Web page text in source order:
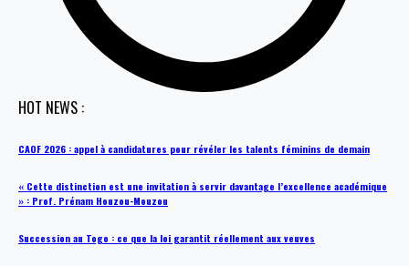
HOT NEWS :
CAOF 2026 : appel à candidatures pour révéler les talents féminins de demain
« Cette distinction est une invitation à servir davantage l’excellence académique
» : Prof. Prénam Houzou-Mouzou
Succession au Togo : ce que la loi garantit réellement aux veuves